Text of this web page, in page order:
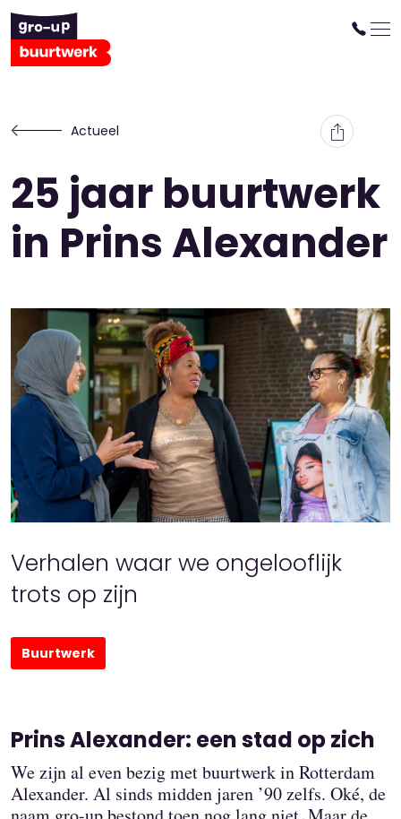
Actueel
25 jaar buurtwerk
in Prins Alexander
Verhalen waar we ongelooflijk
trots op zijn
Buurtwerk
Prins Alexander: een stad op zich
We zijn al even bezig met buurtwerk in Rotterdam
Alexander. Al sinds midden jaren ’90 zelfs. Oké, de